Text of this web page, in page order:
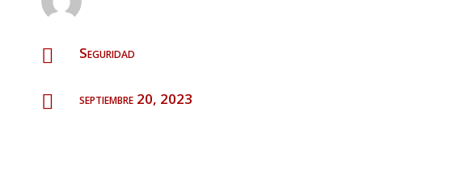
 Seguridad
 septiembre 20, 2023